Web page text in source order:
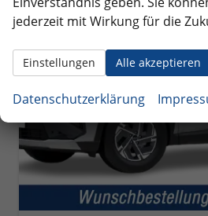
jederzeit mit Wirkung für die
Alle akzeptieren
Einstellungen
Datenschutzerklärung